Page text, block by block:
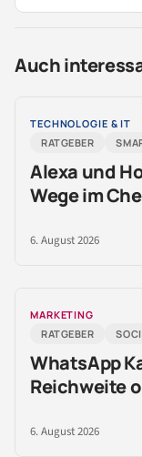
Auch
TECHNOLOGIE & IT
RATGEBER
Alexa und
Wege im
6. August 2026
MARKETING
RATGEBER
WhatsApp
Reichweite
6. August 2026